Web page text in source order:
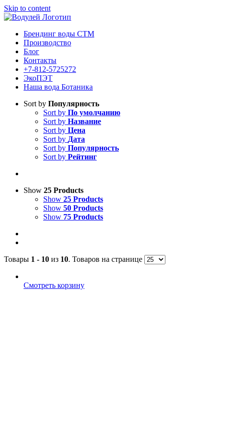
Skip to content
Брендинг воды СТМ
Производство
Блог
Контакты
+7-812-5725272
ЭкоПЭТ
Наша вода Ботаника
Sort by Популярность
Sort by По умолчанию
Sort by Название
Sort by Цена
Sort by Дата
Sort by Популярность
Sort by Рейтинг
Show 25 Products
Show 25 Products
Show 50 Products
Show 75 Products
Товары 1 - 10 из 10. Товаров на странице
Смотреть корзину